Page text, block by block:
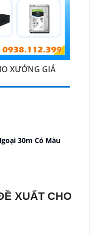
XƯỞNG GIÁ
30m Có Màu
XUẤT CHO